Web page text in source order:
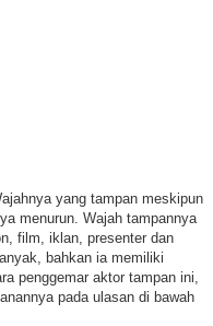
yang tampan meskipun
menurun. Wajah tampannya
film, iklan, presenter dan
bahkan ia memiliki
penggemar aktor tampan ini,
pada ulasan di bawah